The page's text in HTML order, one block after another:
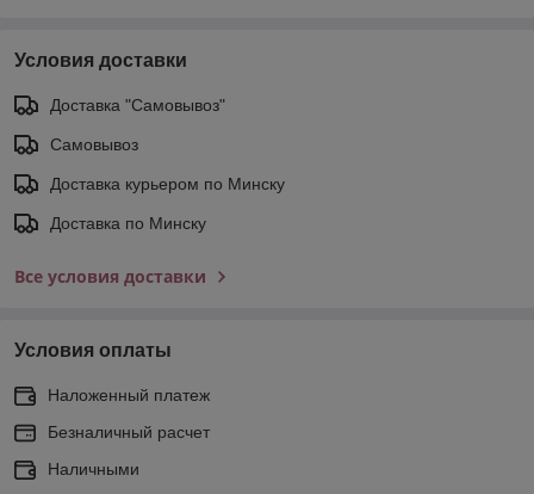
Условия доставки
Доставка "Самовывоз"
Самовывоз
Доставка курьером по Минску
Доставка по Минску
Все условия доставки
Условия оплаты
Наложенный платеж
Безналичный расчет
Наличными